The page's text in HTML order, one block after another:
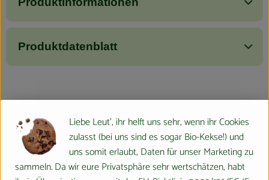
Produktdatenblatt
Herkunft
Hersteller: Made by Speick
verschiedene Herkunft
Liebe Leut', ihr helft uns sehr, wenn ihr Cookies
zulasst (bei uns sind es sogar Bio-Kekse!) und
uns somit erlaubt, Daten für unser Marketing zu
sammeln. Da wir eure Privatsphäre sehr wertschätzen, habt